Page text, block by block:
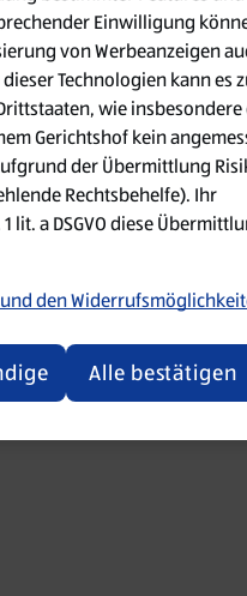
app
Einwilligung
von Werbeanzeigen
Technologien kann es
wie insbesondere
Gerichtshof kein
der Übermittlung
Rechtsbehelfe). Ihr
lit. a DSGVO diese
den
Alle bestätigen